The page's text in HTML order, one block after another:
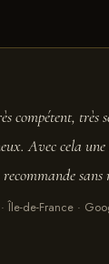
compétent, très
Avec cela une
sans
Île-de-France ·